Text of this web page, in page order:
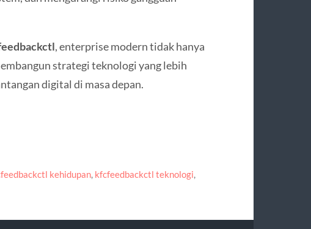
, enterprise modern tidak hanya
strategi teknologi yang lebih
digital di masa depan.
kehidupan, kfcfeedbackctl teknologi,